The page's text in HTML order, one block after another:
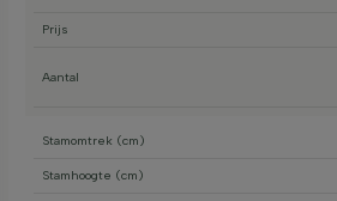
Prijs
Aantal
Stamomtrek (cm)
Stamhoogte (cm)